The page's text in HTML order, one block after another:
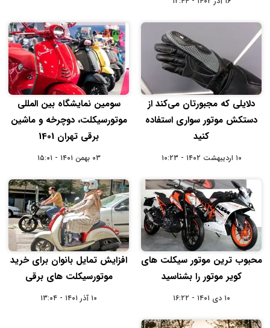
دلایلی که مجبورتان می‌کند از
دستکش موتور سواری استفاده
کنید
۱۰ اردیبهشت ۱۴۰۲ - ۱۰:۲۳
سومین نمایشگاه بین‌ المللی
موتورسیکلت، دوچرخه و ماشین
برقی تهران 1401
۰۳ بهمن ۱۴۰۱ - ۱۵:۰۱
محبوب ترین موتور سیکلت های
کویر موتور را بشناسید
۱۰ دی ۱۴۰۱ - ۱۶:۲۲
افزایش تمایل بانوان برای خرید
موتورسیکلت های برقی
۱۰ آذر ۱۴۰۱ - ۱۳:۰۴